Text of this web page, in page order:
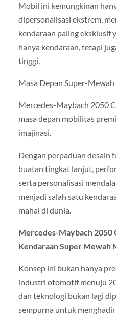
Mobil ini kemungkinan
dipersonalisasi ekstrem,
kendaraan paling eksklusif
hanya kendaraan, tetapi
tinggi.
Masa Depan Super-
Mercedes-Maybach 2050
masa depan mobilitas
imajinasi.
Dengan perpaduan desain
buatan tingkat lanjut,
serta personalisasi
menjadi salah satu
mahal di dunia.
Mercedes-Maybach 2050
Kendaraan Super Mewah
Konsep ini bukan hanya
industri otomotif menuju
dan teknologi bukan lagi
sempurna untuk